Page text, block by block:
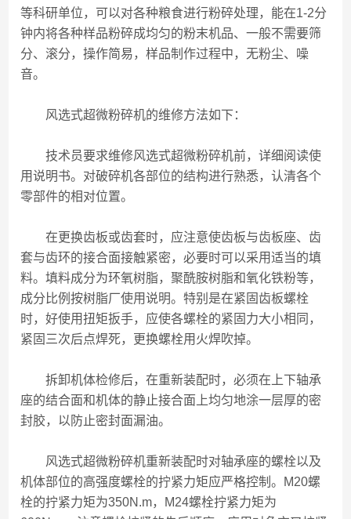
等科研单位，可以对各种粮食进行粉碎处理，能在1-2分
钟内将各种样品粉碎成均匀的粉末机品、一般不需要筛
分、滚分，操作简易，样品制作过程中，无粉尘、噪
音。
风选式超微粉碎机的维修方法如下：
技术员要求维修风选式超微粉碎机前，详细阅读使
用说明书。对破碎机各部位的结构进行熟悉，认清各个
零部件的相对位置。
在更换齿板或齿套时，应注意使齿板与齿板座、齿
套与齿环的接合面接触紧密，必要时可以采用适当的填
料。填料成分为环氧树脂，聚酰胺树脂和氧化铁粉等，
成分比例按树脂厂使用说明。特别是在紧固齿板螺栓
时，好使用扭矩扳手，应使各螺栓的紧固力大小相同，
紧固三次后点焊死，更换螺栓用火焊吹掉。
拆卸机体检修后，在重新装配时，必须在上下轴承
座的结合面和机体的静止接合面上均匀地涂一层厚的密
封胶，以防止密封面漏油。
风选式超微粉碎机重新装配时对轴承座的螺栓以及
机体部位的高强度螺栓的拧紧力矩应严格控制。M20螺
栓的拧紧力矩为350N.m，M24螺栓拧紧力矩为